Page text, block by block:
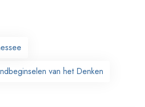
van het Denken